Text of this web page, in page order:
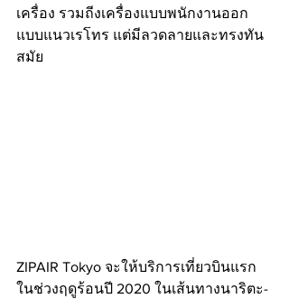
เครื่อง รวมถีงเครื่องแบบพนักงานออก
แบบแนวเรโทร แต่มีลวดลายและทรงทัน
สมัย
ZIPAIR Tokyo จะให้บริการเที่ยวบินแรก
ในช่วงฤดูร้อนปี 2020 ในเส้นทางนาริตะ-